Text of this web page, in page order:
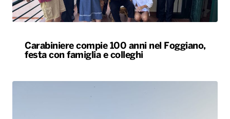
Carabiniere compie 100 anni nel Foggiano,
festa con famiglia e colleghi